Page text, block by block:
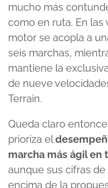
mucho más
como en ruta. En las
motor se acopla a
seis marchas,
mantiene la
de nueve
Terrain.
Queda claro
prioriza el
marcha más ágil
aunque sus cifras
encima de la